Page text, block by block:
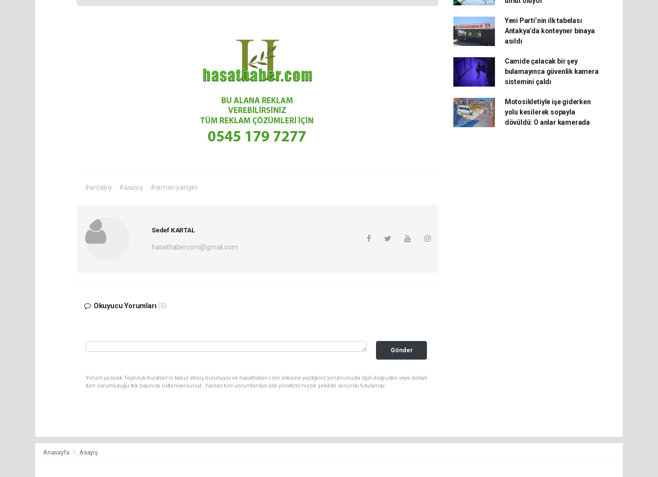
#antalya #asayiş #orman yangını
Sedef KARTAL
hasathabercom@gmail.com
Okuyucu Yorumları (0)
Gönder
Yorum yazarak Topluluk Kuralları’nı kabul etmiş bulunuyor ve hasathaber.com sitesine yaptığınız yorumunuzla ilgili doğrudan veya dolaylı
tüm sorumluluğu tek başınıza üstleniyorsunuz. Yazılan tüm yorumlardan site yönetimi hiçbir şekilde sorumlu tutulamaz.
Yeni Parti’nin ilk tabelası
Antakya’da konteyner binaya
asıldı
Camide çalacak bir şey
bulamayınca güvenlik kamera
sistemini çaldı
Motosikletiyle işe giderken
yolu kesilerek sopayla
dövüldü: O anlar kamerada
Anasayfa Asayiş